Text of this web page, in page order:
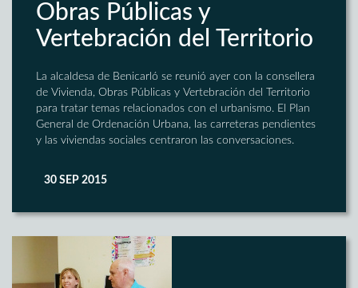
Obras Públicas y
Vertebración del Territorio
La alcaldesa de Benicarló se reunió ayer con la consellera
de Vivienda, Obras Públicas y Vertebración del Territorio
para tratar temas relacionados con el urbanismo. El Plan
General de Ordenación Urbana, las carreteras pendientes
y las viviendas sociales centraron las conversaciones.
30 SEP 2015